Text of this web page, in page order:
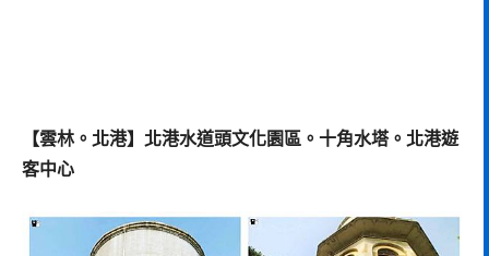
【雲林。北港】北港水道頭文化園區。十角水塔。北港遊
客中心